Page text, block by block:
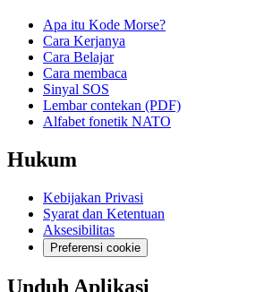
Apa itu Kode Morse?
Cara Kerjanya
Cara Belajar
Cara membaca
Sinyal SOS
Lembar contekan (PDF)
Alfabet fonetik NATO
Hukum
Kebijakan Privasi
Syarat dan Ketentuan
Aksesibilitas
Preferensi cookie
Unduh Aplikasi